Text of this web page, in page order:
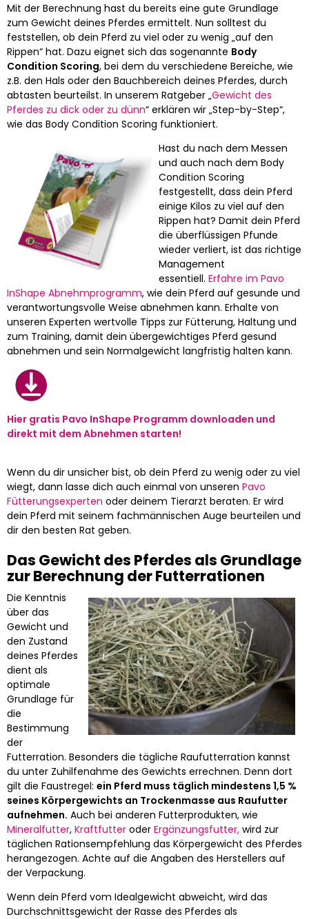
Mit der Berechnung hast du bereits eine gute Grundlage
zum Gewicht deines Pferdes ermittelt. Nun solltest du
feststellen, ob dein Pferd zu viel oder zu wenig „auf den
Rippen“ hat. Dazu eignet sich das sogenannte Body
Condition Scoring, bei dem du verschiedene Bereiche, wie
z.B. den Hals oder den Bauchbereich deines Pferdes, durch
abtasten beurteilst. In unserem Ratgeber „Gewicht des
Pferdes zu dick oder zu dünn“ erklären wir „Step-by-Step“,
wie das Body Condition Scoring funktioniert.
Hast du nach dem Messen
und auch nach dem Body
Condition Scoring
festgestellt, dass dein Pferd
einige Kilos zu viel auf den
Rippen hat? Damit dein Pferd
die überflüssigen Pfunde
wieder verliert, ist das richtige
Management
essentiell. Erfahre im Pavo
InShape Abnehmprogramm, wie dein Pferd auf gesunde und
verantwortungsvolle Weise abnehmen kann. Erhalte von
unseren Experten wertvolle Tipps zur Fütterung, Haltung und
zum Training, damit dein übergewichtiges Pferd gesund
abnehmen und sein Normalgewicht langfristig halten kann.
Hier gratis Pavo InShape Programm downloaden und
direkt mit dem Abnehmen starten!
Wenn du dir unsicher bist, ob dein Pferd zu wenig oder zu viel
wiegt, dann lasse dich auch einmal von unseren Pavo
Fütterungsexperten oder deinem Tierarzt beraten. Er wird
dein Pferd mit seinem fachmännischen Auge beurteilen und
dir den besten Rat geben.
Das Gewicht des Pferdes als Grundlage
zur Berechnung der Futterrationen
Die Kenntnis
über das
Gewicht und
den Zustand
deines Pferdes
dient als
optimale
Grundlage für
die
Bestimmung
der
Futterration. Besonders die tägliche Raufutterration kannst
du unter Zuhilfenahme des Gewichts errechnen. Denn dort
gilt die Faustregel: ein Pferd muss täglich mindestens 1,5 %
seines Körpergewichts an Trockenmasse aus Raufutter
aufnehmen. Auch bei anderen Futterprodukten, wie
Mineralfutter, Kraftfutter oder Ergänzungsfutter, wird zur
täglichen Rationsempfehlung das Körpergewicht des Pferdes
herangezogen. Achte auf die Angaben des Herstellers auf
der Verpackung.
Wenn dein Pferd vom Idealgewicht abweicht, wird das
Durchschnittsgewicht der Rasse des Pferdes als